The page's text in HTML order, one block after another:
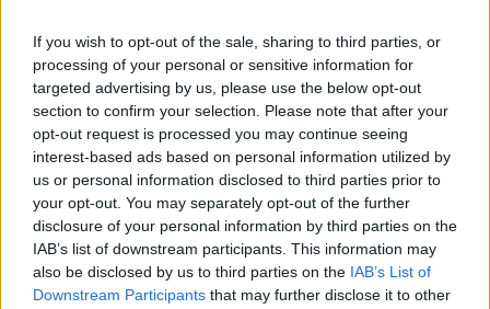
If you wish to opt-out of the sale, sharing to third parties, or
processing of your personal or sensitive information for
targeted advertising by us, please use the below opt-out
section to confirm your selection. Please note that after your
opt-out request is processed you may continue seeing
interest-based ads based on personal information utilized by
us or personal information disclosed to third parties prior to
your opt-out. You may separately opt-out of the further
disclosure of your personal information by third parties on the
IAB’s list of downstream participants. This information may
also be disclosed by us to third parties on the IAB’s List of
Downstream Participants that may further disclose it to other
consejos para fotografiar eclipses solares
Un eclipse solar es un espectáculo natural que…
CIENCIA Y TECNOLOGÍA